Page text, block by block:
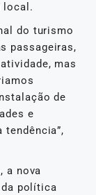
local.
do turismo
passageiras,
mas
de
e
tendência”,
a nova
política